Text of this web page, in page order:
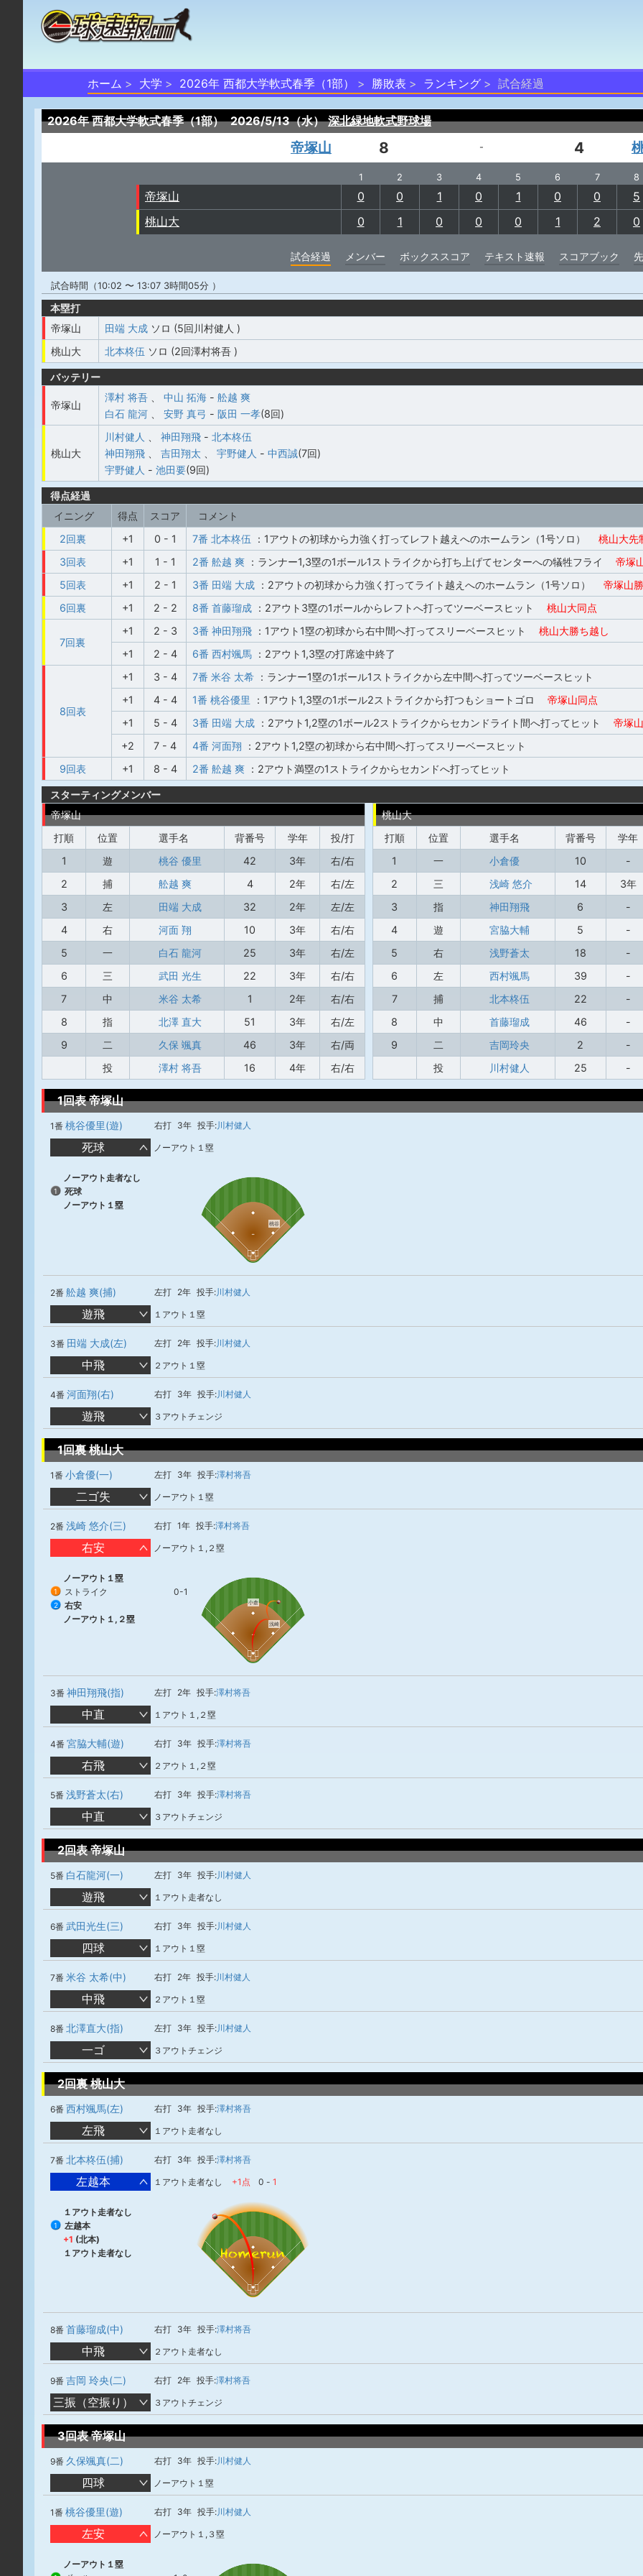
ホーム 大学 2026年 西都大学軟式春季（1部） 勝敗表 ランキング 試合経過
2026年 西都大学軟式春季（1部） 2026/5/13（水） 深北緑地軟式野球場
帝塚山 8 - 4
1 2 3 4 5 6 7 8
帝塚山 0 0 1 0 1 0 0
5
桃山大
0 1 0 0 0 1 2 0
試合経過 メンバー ボックススコア テキスト速報 スコアブック
試合時間（10:02 〜 13:07 3時間05分 ）
本塁打
帝塚山
田端 大成 ソロ (5回川村健人 )
桃山大
北本柊伍 ソロ (2回澤村将吾 )
バッテリー
帝塚山
澤村 将吾 中山 拓海 - 舩越 爽
白石 龍河
安野 真弓 - 阪田 一孝(8回)
桃山大
川村健人 神田翔飛 - 北本柊伍
神田翔飛
吉田翔太 宇野健人 - 中西誠(7回)
宇野健人 - 池田要(9回)
得点経過
イニング
得点 スコア
コメント
2回裏
+1 0 - 1 7番 北本柊伍 ：1アウトの初球から力強く打ってレフト越えへのホームラン（1号ソロ）
桃山大先
3回表
+1 1 - 1 2番 舩越 爽 ：ランナー1,3塁の1ボール1ストライクから打ち上げてセンターへの犠牲フライ
帝塚
5回表
+1 2 - 1 3番 田端 大成 ：2アウトの初球から力強く打ってライト越えへのホームラン（1号ソロ）
帝塚山
6回裏
+1 2 - 2 8番 首藤瑠成 ：2アウト3塁の1ボールからレフトへ打ってツーベースヒット 桃山大同点
7回裏
+1 2 - 3 3番 神田翔飛 ：1アウト1塁の初球から右中間へ打ってスリーベースヒット
桃山大勝ち越し
+1
2 - 4 6番 西村颯馬 ：2アウト1,3塁の打席途中終了
8回表
+1 3 - 4 7番 米谷 太希 ：ランナー1塁の1ボール1ストライクから左中間へ打ってツーベースヒット
+1
4 - 4 1番 桃谷優里 ：1アウト1,3塁の1ボール2ストライクから打つもショートゴロ
帝塚山同点
+1
5 - 4 3番 田端 大成 ：2アウト1,2塁の1ボール2ストライクからセカンドライト間へ打ってヒット
帝塚
+2
7 - 4 4番 河面翔 ：2アウト1,2塁の初球から右中間へ打ってスリーベースヒット
9回表
+1 8 - 4 2番 舩越 爽 ：2アウト満塁の1ストライクからセカンドへ打ってヒット
スターティングメンバー
帝塚山
打順
位置 選手名 背番号 学年
投/打
1
遊 桃谷 優里 42 3年
右/右
2
捕 舩越 爽 4 2年
右/左
3
左 田端 大成 32 2年
左/左
4
右 河面 翔 10 3年
右/右
5
一 白石 龍河 25 3年
右/左
6
三 武田 光生 22 3年
右/右
7
中 米谷 太希 1 2年
右/右
8
指 北澤 直大 51 3年
右/左
9
二 久保 颯真 46 3年
右/両
投
澤村 将吾 16 4年 右/右
桃山大
打順
位置 選手名 背番号
学年
1
一 小倉優 10
-
2
三 浅崎 悠介 14
3年
3
指 神田翔飛 6
-
4
遊 宮脇大輔 5
-
5
右 浅野蒼太 18
-
6
左 西村颯馬 39
-
7
捕 北本柊伍 22
-
8
中 首藤瑠成 46
-
9
二 吉岡玲央 2
-
投
川村健人 25 -
1回表 帝塚山
1番 桃谷優里(遊) 右打 3年 投手:川村健人
死球 ノーアウト１塁
ノーアウト走者なし
1
死球
ノーアウト１塁
桃谷
2番 舩越 爽(捕) 左打 2年 投手:川村健人
遊飛 １アウト１塁
3番 田端 大成(左) 左打 2年 投手:川村健人
中飛 ２アウト１塁
4番 河面翔(右) 右打 3年 投手:川村健人
遊飛 ３アウトチェンジ
1回裏 桃山大
1番 小倉優(一) 左打 3年 投手:澤村将吾
二ゴ失 ノーアウト１塁
2番 浅崎 悠介(三) 右打 1年 投手:澤村将吾
右安 ノーアウト１,２塁
ノーアウト１塁
1 ストライク 0-1
2
右安
ノーアウト１,２塁
小倉
浅崎
3番 神田翔飛(指) 左打 2年 投手:澤村将吾
中直 １アウト１,２塁
4番 宮脇大輔(遊) 右打 3年 投手:澤村将吾
右飛 ２アウト１,２塁
5番 浅野蒼太(右) 右打 3年 投手:澤村将吾
中直 ３アウトチェンジ
2回表 帝塚山
5番 白石龍河(一) 左打 3年 投手:川村健人
遊飛 １アウト走者なし
6番 武田光生(三) 右打 3年 投手:川村健人
四球 １アウト１塁
7番 米谷 太希(中) 右打 2年 投手:川村健人
中飛 ２アウト１塁
8番 北澤直大(指) 左打 3年 投手:川村健人
一ゴ ３アウトチェンジ
2回裏 桃山大
6番 西村颯馬(左) 右打 3年 投手:澤村将吾
左飛 １アウト走者なし
7番 北本柊伍(捕) 右打 3年 投手:澤村将吾
左越本 １アウト走者なし +1点 0 - 1
１アウト走者なし
1
左越本
+1 (北本)
１アウト走者なし
8番 首藤瑠成(中) 右打 3年 投手:澤村将吾
中飛 ２アウト走者なし
9番 吉岡 玲央(二) 右打 2年 投手:澤村将吾
三振（空振り） ３アウトチェンジ
3回表 帝塚山
9番 久保颯真(二) 右打 3年 投手:川村健人
四球 ノーアウト１塁
1番 桃谷優里(遊) 右打 3年 投手:川村健人
左安 ノーアウト１,３塁
ノーアウト１塁